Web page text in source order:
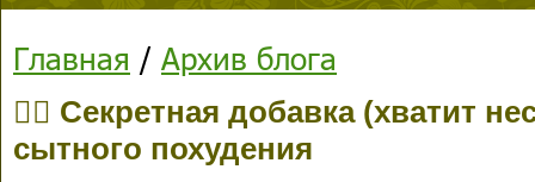
Главная / Архив блога
👍🏻 Секретная добавка (хватит
сытного похудения